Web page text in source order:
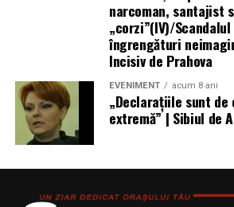
narcoman, santajist
„corzi”(IV)/
îngrengături
Incisiv de Prahova
EVENIMENT acum 8 ani
„Declaraţiile sunt
extremă” | Sibiul de